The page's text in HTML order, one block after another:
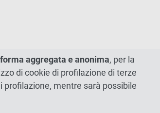
aggregata e anonima, per la
di cookie di profilazione di terze
profilazione, mentre sarà possibile